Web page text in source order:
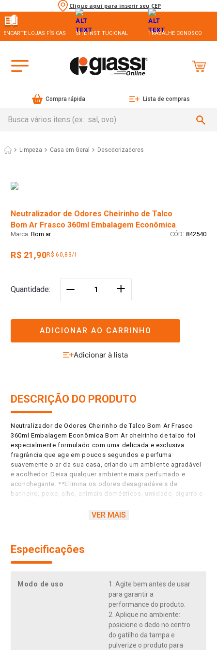
Clique aqui para inserir seu CEP
ENCARTE LOJAS FÍSICAS SITE INSTITUCIONAL TRABALHE CONOSCO
Compra rápida Lista de compras
Limpeza Casa em Geral Desodorizadores
Neutralizador de Odores Cheirinho de Talco
Bom Ar Frasco 360ml Embalagem Econômica
Bom ar : 842540
R$ 21,90R$ 60,83/l
Quantidade ＋
ADICIONAR AO CARRINHO
DESCRIÇÃO DO PRODUTO
Neutralizador de Odores Cheirinho de Talco Bom Ar Frasco
360ml Embalagem Econômica Bom Ar cheirinho de talco foi
especialmente formulado com uma delicada e exclusiva
fragrância que age em poucos segundos e perfuma
suavemente o ar da sua casa, criando um ambiente agradável
e acolhedor. Deixa qualquer ambiente mais perfumado e
aconchegante. **Elimina os odores desagradáveis de
banheiro, peixe, alho, animais domésticos, umidade, cigarro e
fragrância que age em poucos segundos e perfuma
Pode ser utilizado em diversos ambientes como quartos,
cozinha, sala de estar e banheiro.
VER MAIS
Especificações
Modo de uso
1. Agite bem antes de usar
para garantir a
performance do produto.
2. Aplique no ambiente:
posicione o dedo no centro
do gatilho da tampa e
pulverize o produto para